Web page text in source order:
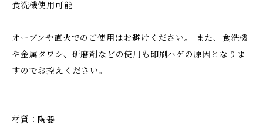
食洗機使用可能
オーブンや直火でのご使用はお避けください。 また、食洗機
や金属タワシ、研磨剤などの使用も印刷ハゲの原因となりま
すのでお控えください。
-------------
材質：陶器